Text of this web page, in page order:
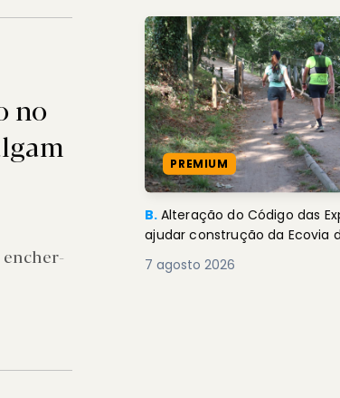
no
encher-
PREMIUM
B. Alteração do Código das Expropriações pode
ajudar construção da Ecovia
7 agosto 2026